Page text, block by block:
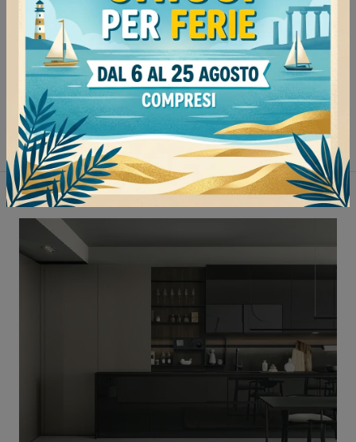
Continua a navigare
Cucine moderne Veneta Cucine Milano
Cucine moderne Veneta Cucine Mede
Cucine moderne Veneta Cucine Tortona
Cucine moderne Veneta Cucine Mortara
Non perderti anche: